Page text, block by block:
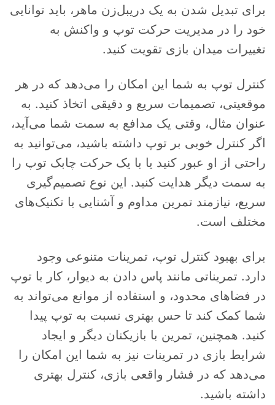
برای تبدیل شدن به یک دریبل‌زن ماهر، باید توانایی
خود را در مدیریت حرکت توپ و واکنش به
تغییرات میدان بازی تقویت کنید.
کنترل توپ به شما این امکان را می‌دهد که در هر
موقعیتی، تصمیمات سریع و دقیقی اتخاذ کنید. به
عنوان مثال، وقتی یک مدافع به سمت شما می‌آید،
اگر کنترل خوبی بر توپ داشته باشید، می‌توانید به
راحتی از او عبور کنید یا با یک حرکت چابک توپ را
به سمت دیگر هدایت کنید. این نوع تصمیم‌گیری
سریع، نیازمند تمرین مداوم و آشنایی با تکنیک‌های
مختلف است.
برای بهبود کنترل توپ، تمرینات متنوعی وجود
دارد. تمریناتی مانند پاس دادن به دیوار، کار با توپ
در فضاهای محدود، و استفاده از موانع می‌تواند به
شما کمک کند تا حس بهتری نسبت به توپ پیدا
کنید. همچنین، تمرین با بازیکنان دیگر و ایجاد
شرایط بازی در تمرینات نیز به شما این امکان را
می‌دهد که در فشار واقعی بازی، کنترل بهتری
داشته باشید.